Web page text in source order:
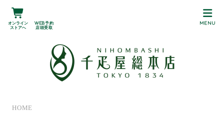
オンライン
ストアへ
Web予約
店頭受取
MENU
HOME